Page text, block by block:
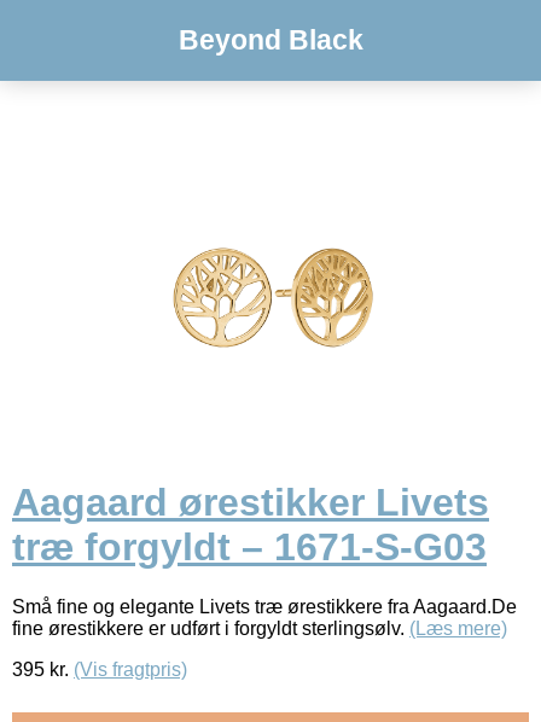
Beyond Black
Aagaard ørestikker Livets
træ forgyldt – 1671-S-G03
Små fine og elegante Livets træ ørestikkere fra Aagaard.De
fine ørestikkere er udført i forgyldt sterlingsølv. (Læs mere)
395 kr. (Vis fragtpris)